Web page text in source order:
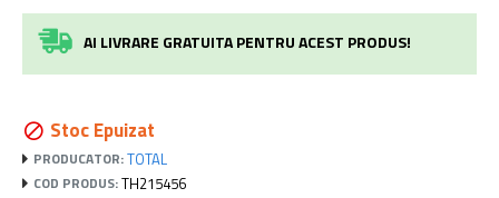
AI LIVRARE GRATUITA PENTRU ACEST PRODUS!
Stoc Epuizat
PRODUCATOR:TOTAL
COD PRODUS:TH215456